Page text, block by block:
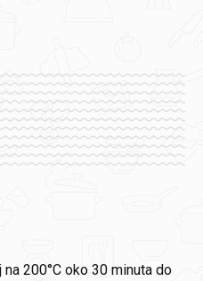
200°C oko 30 minuta do